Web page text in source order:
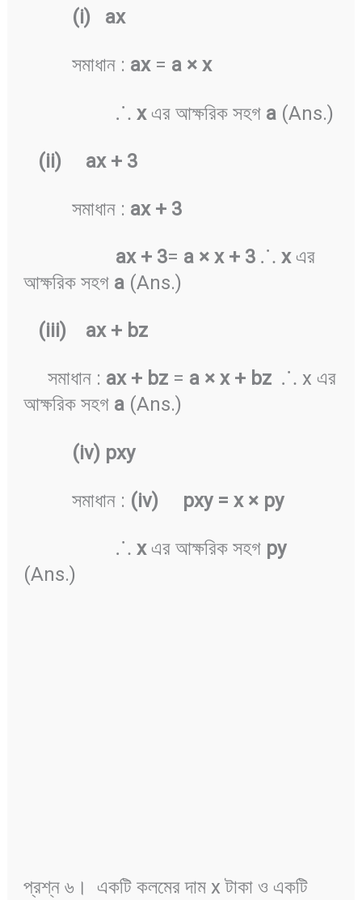
(i) ax
সমাধান : ax= a × x
⸫ xএর আক্ষরিক সহগ a(Ans.)
(ii) ax + 3
সমাধান : ax + 3
ax + 3= a × x + 3 ⸫ x এর
আক্ষরিক সহগ a(Ans.)
(iii) ax + bz
সমাধান : ax + bz = a × x + bz ⸫ x এর
আক্ষরিক সহগ a(Ans.)
(iv) pxy
সমাধান : (iv) pxy = x × py
⸫ xএর আক্ষরিক সহগ py
(Ans.)
প্রশ্ন ৬। একটি কলমের দাম x টাকা ও একটি